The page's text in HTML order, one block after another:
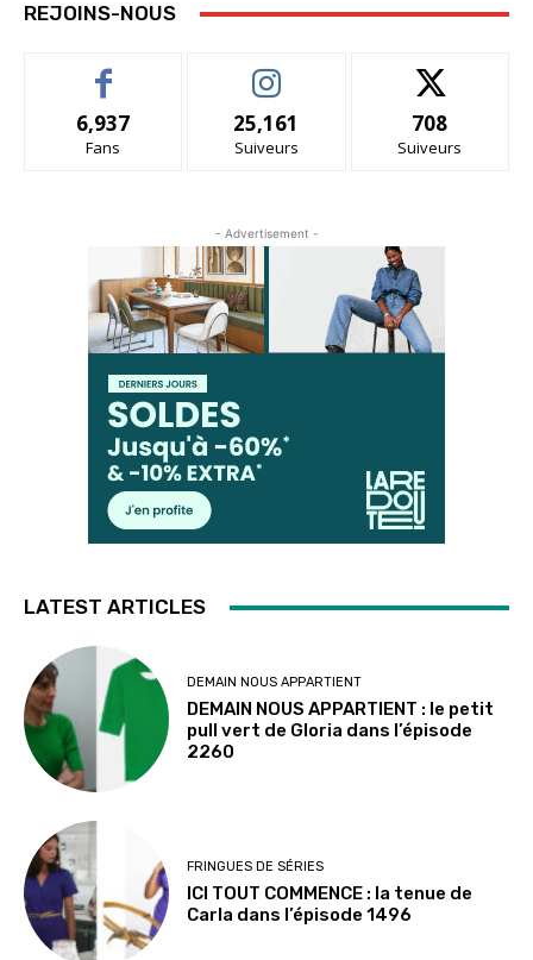
REJOINS-NOUS
6,937
Fans
25,161
Suiveurs
708
Suiveurs
- Advertisement -
LATEST ARTICLES
DEMAIN NOUS APPARTIENT
DEMAIN NOUS APPARTIENT : le petit
pull vert de Gloria dans l’épisode
2260
FRINGUES DE SÉRIES
ICI TOUT COMMENCE : la tenue de
Carla dans l’épisode 1496